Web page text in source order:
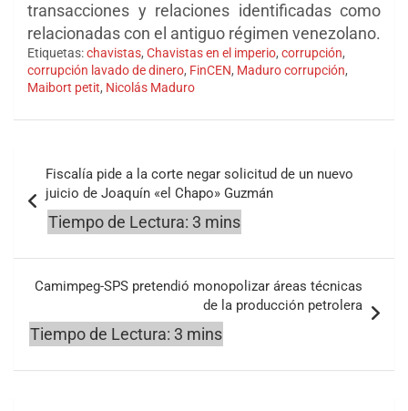
transacciones y relaciones identificadas como
relacionadas con el antiguo régimen venezolano.
Etiquetas:chavistas, Chavistas en el imperio, corrupción,
corrupción lavado de dinero, FinCEN, Maduro corrupción,
Maibort petit, Nicolás Maduro
de
entradas
Fiscalía pide a la corte negar solicitud de un nuevo
juicio de Joaquín «el Chapo» Guzmán
Camimpeg-SPS pretendió monopolizar áreas técnicas
de la producción petrolera